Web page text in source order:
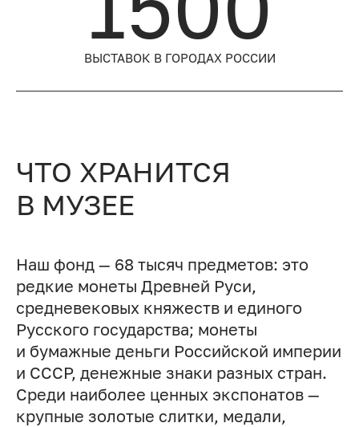
ВЫСТАВОК В ГОРОДАХ РОССИИ
ЧТО ХРАНИТСЯ
В МУЗЕЕ
Наш фонд — 68 тысяч предметов: это
редкие монеты Древней Руси,
средневековых княжеств и единого
Русского государства; монеты
и бумажные деньги Российской империи
и СССР, денежные знаки разных стран.
Среди наиболее ценных экспонатов —
крупные золотые слитки, медали,